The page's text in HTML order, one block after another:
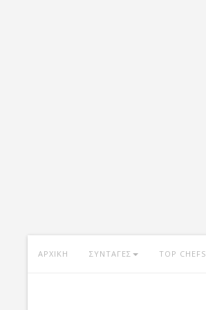
ΑΡΧΙΚΗ ΣΥΝΤΑΓΕΣ TOP CHEFS